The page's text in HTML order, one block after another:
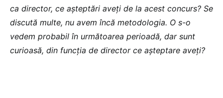
ca director, ce așteptări aveți de la acest concurs? Se
discută multe, nu avem încă metodologia. O s-o
vedem probabil în următoarea perioadă, dar sunt
curioasă, din funcția de director ce așteptare aveți?